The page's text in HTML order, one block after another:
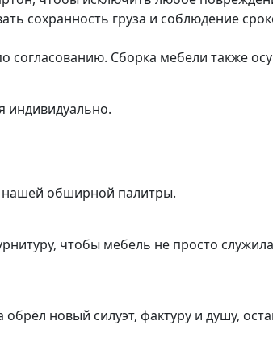
сохранность груза и соблюдение
согласованию. Сборка мебели также
индивидуально.
нашей обширной палитры.
чтобы мебель не просто
новый силуэт, фактуру и душу,